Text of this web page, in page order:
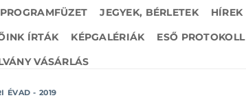
JEGYEK, BÉRLETEK
HÍREK
ÍRTÁK KÉPGALÉRIÁK ESŐ PROTOKOLL
VÁSÁRLÁS
ÉVAD - 2019